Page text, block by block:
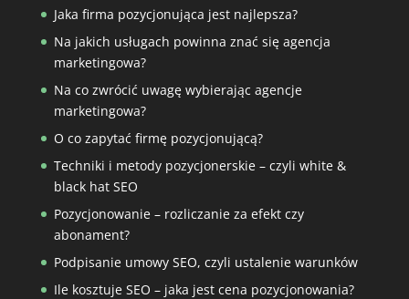
Jaka firma pozycjonująca jest najlepsza?
Na jakich usługach powinna znać się agencja
marketingowa?
Na co zwrócić uwagę wybierając agencje
marketingowa?
O co zapytać firmę pozycjonującą?
Techniki i metody pozycjonerskie – czyli white &
black hat SEO
Pozycjonowanie – rozliczanie za efekt czy
abonament?
Podpisanie umowy SEO, czyli ustalenie warunków
Ile kosztuje SEO – jaka jest cena pozycjonowania?